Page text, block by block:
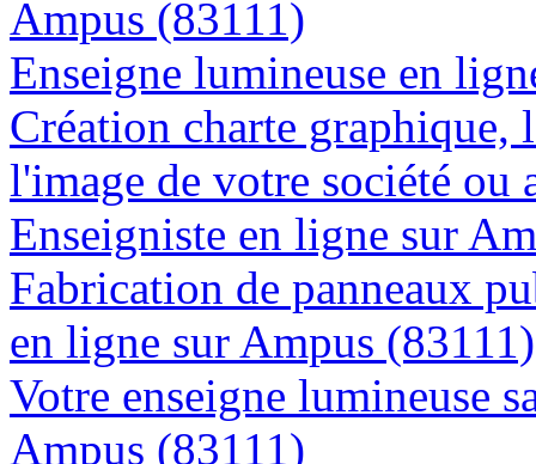
Ampus (83111)
Enseigne lumineuse en
Création charte graphique,
l'image de votre société
Enseigniste en ligne sur
Fabrication de panneaux
en ligne sur Ampus (83111)
Votre enseigne lumineuse
Ampus (83111)